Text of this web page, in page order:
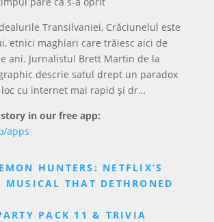
Transilvaniei, Crăciunelul este
etnici maghiari care trăiesc aici de
ani. Jurnalistul Brett Martin de la
descrie satul drept un paradox
cu internet mai rapid și dr…
in our free app:
apps
HUNTERS: NETFLIX’S
MUSICAL THAT DETHRONED
PACK 11 & TRIVIA